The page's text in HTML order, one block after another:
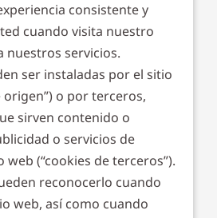
consistente y
cuando visita nuestro
nuestros servicios.
ser instaladas por el sitio
origen”) o por terceros,
sirven contenido o
o servicios de
web (“cookies de terceros”).
reconocerlo cuando
web, así como cuando